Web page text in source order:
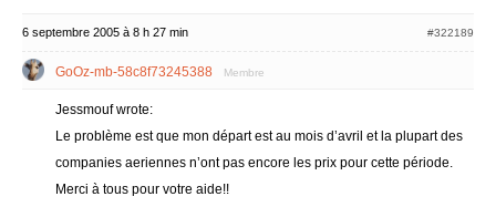
6 septembre 2005 à 8 h 27 min #322189
GoOz-mb-58c8f73245388 Membre
Jessmouf wrote:
Le problème est que mon départ est au mois d’avril et la plupart des
companies aeriennes n’ont pas encore les prix pour cette période.
Merci à tous pour votre aide!!